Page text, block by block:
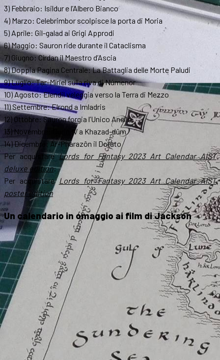
3) Febbraio: Isildur e l’Albero Bianco
4) Marzo: Celebrimbor scolpisce la porta di Moria
5) Aprile: Gil-galad ai Grigi Approdi
6) Maggio: Sauron ride durante il Cataclisma
7) Giugno: Círdan il Maestro d’Ascia
8) Doppia Pagina Centrale: La Battaglia delle Morte Paludi
9) Luglio: Tar-Míriel sulla riva di Númenor
10) Agosto: Elendil veleggia verso la Terra di Mezzo
11) Settembre: Elrond a Imladris
12) Ottobre: Sauron forgia l’Unico Anello
13) Novembre: Durin IV a Khazad-dûm
14) Dicembre: Ar-Pharazôn il Dorato
Per acquistareLords for Fantasy 2023 Art Calendar AIST
deluxe edition:
Per acquistareLords for Fantasy 2023 Art Calendar AIST
poster edition
Un calendario in omaggio ai film di Jackson